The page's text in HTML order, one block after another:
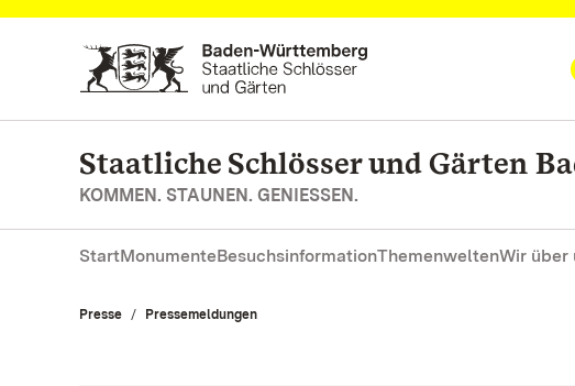
Zum Hauptinhalt springen
Staatliche Schlösser und Gärten
KOMMEN. STAUNEN. GENIESSEN.
StartMonumenteBesuchsinformationThemenweltenWir über
Presse Pressemeldungen